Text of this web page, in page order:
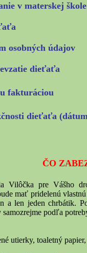
v materskej škole
osobných údajov
dieťaťa
fakturáciou
dieťaťa
ČO
Vilôčka pre Vášho
mať pridelenú
a len jeden chrbátik.
podľa
utierky, toaletný papier,